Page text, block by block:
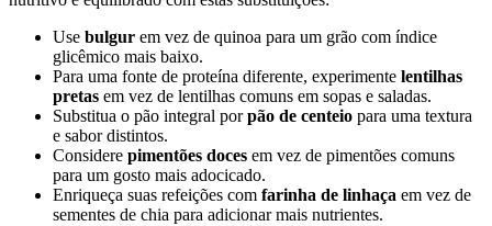
Use bulgur em vez de quinoa para um grão com índice
glicêmico mais baixo.
Para uma fonte de proteína diferente, experimente lentilhas
pretas em vez de lentilhas comuns em sopas e saladas.
Substitua o pão integral porpão de centeio para uma textura
e sabor distintos.
Considere pimentões doces em vez de pimentões comuns
para um gosto mais adocicado.
Enriqueça suas refeições com farinha de linhaça em vez de
sementes de chia para adicionar mais nutrientes.